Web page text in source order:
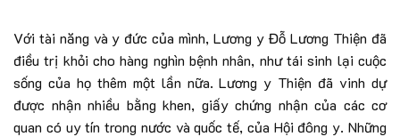
Với tài năng và y đức của mình, Lương y Đỗ Lương Thiện đã
điều trị khỏi cho hàng nghìn bệnh nhân, như tái sinh lại cuộc
sống của họ thêm một lần nữa. Lương y Thiện đã vinh dự
được nhận nhiều bằng khen, giấy chứng nhận của các cơ
quan có uy tín trong nước và quốc tế, của Hội đông y. Những